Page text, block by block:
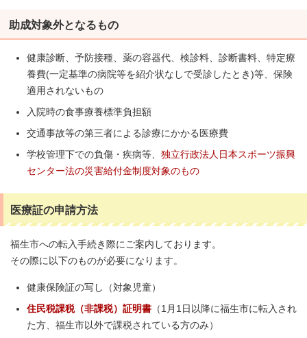
助成対象外となるもの
健康診断、予防接種、薬の容器代、検診料、診断書料、特定療
養費(一定基準の病院等を紹介状なしで受診したとき)等、保険
適用されないもの
入院時の食事療養標準負担額
交通事故等の第三者による診療にかかる医療費
学校管理下での負傷・疾病等、 独立行政法人日本スポーツ振興
センター法の災害給付金制度対象のもの
医療証の申請方法
福生市への転入手続き際にご案内しております。
その際に以下のものが必要になります。
健康保険証の写し（対象児童）
住民税課税（非課税）証明書 （1月1日以降に福生市に転入され
た方、福生市以外で課税されている方のみ）